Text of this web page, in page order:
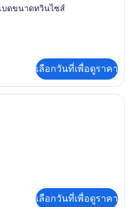
บดขนาดทวินไซส์
เลือกวันที่เพื่อดูราคา
ครื่องนอนระดับพรีเมียม, ผ้านวมขนเ
เลือกวันที่เพื่อดูราคา